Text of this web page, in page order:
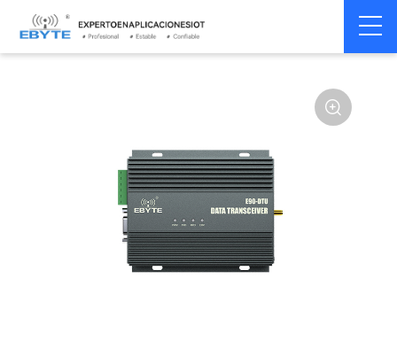
Home > Módem >
inalámbrico
